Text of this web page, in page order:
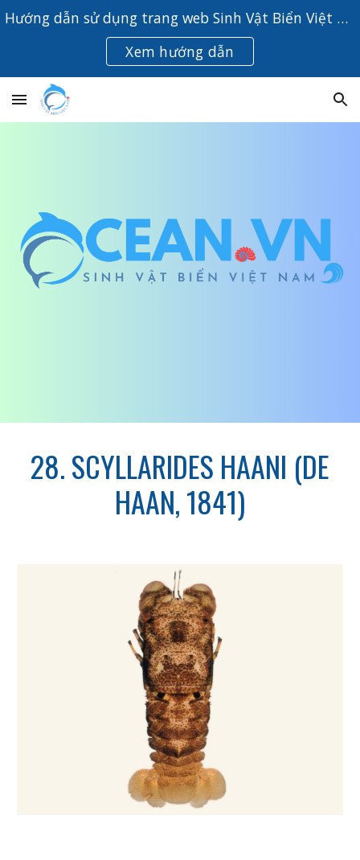
Skip to main content Skip to navigation
Hướng dẫn sử dụng trang web Sinh Vật Biển Việt Nam
Xem hướng dẫn
28. SCYLLARIDES HAANI (DE
HAAN, 1841)